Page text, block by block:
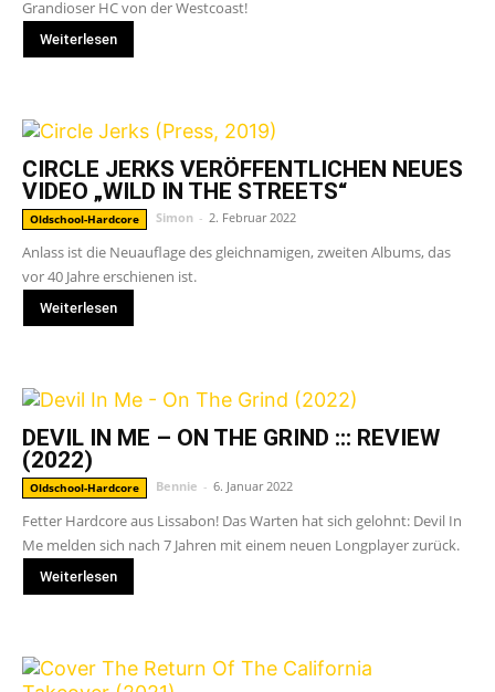
Grandioser HC von der Westcoast!
Weiterlesen
CIRCLE JERKS VERÖFFENTLICHEN NEUES
VIDEO „WILD IN THE STREETS“
Oldschool-Hardcore Simon - 2. Februar 2022
Anlass ist die Neuauflage des gleichnamigen, zweiten Albums, das
vor 40 Jahre erschienen ist.
Weiterlesen
DEVIL IN ME – ON THE GRIND ::: REVIEW
(2022)
Oldschool-Hardcore Bennie - 6. Januar 2022
Fetter Hardcore aus Lissabon! Das Warten hat sich gelohnt: Devil In
Me melden sich nach 7 Jahren mit einem neuen Longplayer zurück.
Weiterlesen